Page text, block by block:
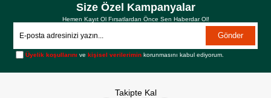
Size Özel Kampanyalar
Hemen Kayıt Ol Fırsatlardan Önce Sen Haberdar Ol!
Gönder
Üyelik koşullarını vekişisel verilerimin korunmasını kabul ediyorum.
Takipte Kal